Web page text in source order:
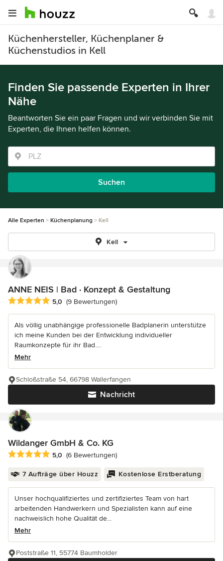
Küchenhersteller, Küchenplaner &
Küchenstudios in Kell
Finden Sie passende Experten in Ihrer
Nähe
Beantworten Sie ein paar Fragen und wir verbinden Sie mit
Experten, die Ihnen helfen können.
Suchen
Alle Experten Küchenplanung Kell
Kell
ANNE NEIS | Bad · Konzept & Gestaltung
Durchschnittliche Bewertung: 5 von 5 Sternen
5,0 (9 Bewertungen)
Als völlig unabhängige professionelle Badplanerin unterstütze
ich meine Kunden bei der Entwicklung individueller
Raumkonzepte für ihr Bad....
Mehr
Nachricht
Schloßstraße 54, 66798 Wallerfangen
Wildanger GmbH & Co. KG
Durchschnittliche Bewertung: 5 von 5 Sternen
5,0 (6 Bewertungen)
7 Aufträge über Houzz Kostenlose Erstberatung
Unser hochqualifiziertes und zertifiziertes Team von hart
arbeitenden Handwerkern und Spezialisten kann auf eine
nachweislich hohe Qualität de...
Mehr
Poststraße 11, 55774 Baumholder